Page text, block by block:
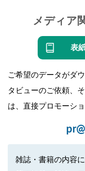
メディア
表
ご希望のデータがダ
タビューのご依頼、
は、直接プロモーシ
雑誌・書籍の内容